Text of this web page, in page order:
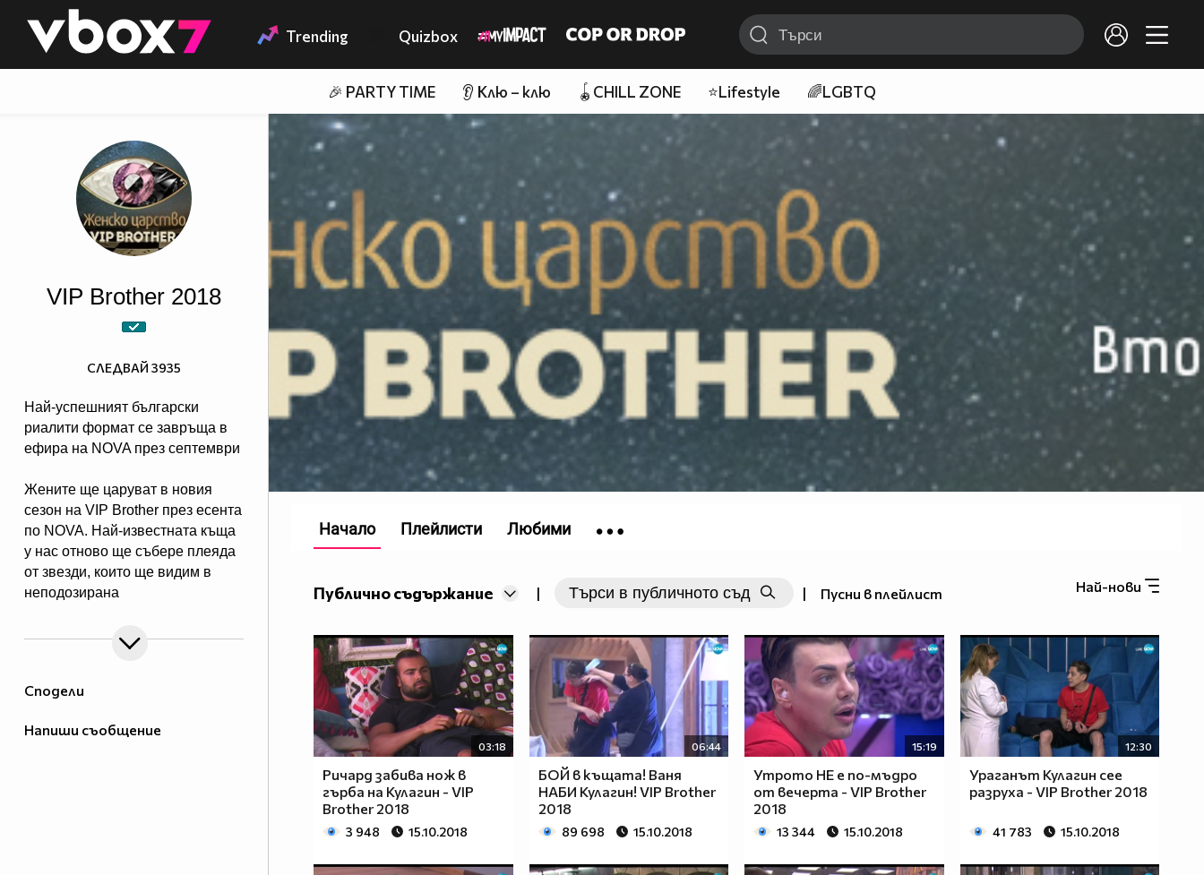
👾 Trending Quizbox
🎉 PARTY TIME 👂 Клю – клю 🪀CHILL ZONE ⭐Lifestyle 🌈LGBTQ
Сподели
Напиши съобщение
VIP Brother 2018
Най-успешният български
риалити формат се завръща в
ефира на NOVA през септември
Жените ще царуват в новия
сезон на VIP Brother през есента
по NOVA. Най-известната къща
у нас отново ще събере плеяда
от звезди, които ще видим в
неподозирана
основите на риалити
телевизията в България, се
темата "Женско царство“
но и цялата отговорност в
СЛЕДВАЙ 3935
Най-нови
Публично съдържание | | Пусни в плейлист
03:18
Ричард забива нож в
гърба на Кулагин - VIP
Brother 2018
3 948 15.10.2018
06:44
БОЙ в къщата! Ваня
НАБИ Кулагин! VIP Brother
2018
89 698 15.10.2018
15:19
Утрото НЕ е по-мъдро
от вечерта - VIP Brother
2018
13 344 15.10.2018
12:30
Ураганът Кулагин сее
разруха - VIP Brother 2018
41 783 15.10.2018
Начало Плейлисти Любими